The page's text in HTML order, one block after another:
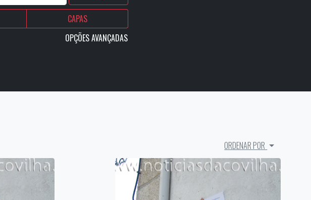
CAPAS
OPÇÕES AVANÇADAS
ORDENAR POR